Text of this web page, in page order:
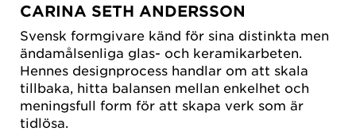
CARINA SETH ANDERSSON
Svensk formgivare känd för sina distinkta men
ändamålsenliga glas- och keramikarbeten.
Hennes designprocess handlar om att skala
tillbaka, hitta balansen mellan enkelhet och
meningsfull form för att skapa verk som är
tidlösa.